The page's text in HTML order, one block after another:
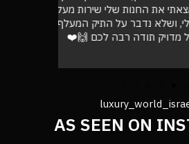
שלי שירות מעל הכל
נדבר על התיק המעלף הזה.
תודה רבה לכם 🙌❤️
AS SEEN ON